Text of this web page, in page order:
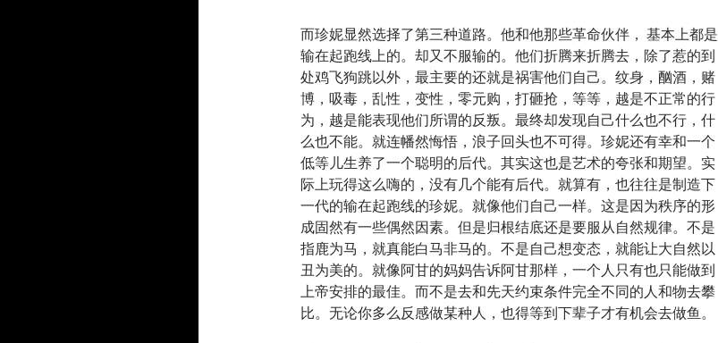
而珍妮显然选择了第三种道路。他和他那些革命伙伴， 基本上都是
输在起跑线上的。却又不服输的。他们折腾来折腾去，除了惹的到
处鸡飞狗跳以外，最主要的还就是祸害他们自己。纹身，酗酒，赌
博，吸毒，乱性，变性，零元购，打砸抢，等等，越是不正常的行
为，越是能表现他们所谓的反叛。最终却发现自己什么也不行，什
么也不能。就连幡然悔悟，浪子回头也不可得。珍妮还有幸和一个
低等儿生养了一个聪明的后代。其实这也是艺术的夸张和期望。实
际上玩得这么嗨的，没有几个能有后代。就算有，也往往是制造下
一代的输在起跑线的珍妮。就像他们自己一样。这是因为秩序的形
成固然有一些偶然因素。但是归根结底还是要服从自然规律。不是
指鹿为马，就真能白马非马的。不是自己想变态，就能让大自然以
丑为美的。就像阿甘的妈妈告诉阿甘那样，一个人只有也只能做到
上帝安排的最佳。而不是去和先天约束条件完全不同的人和物去攀
比。无论你多么反感做某种人，也得等到下辈子才有机会去做鱼。